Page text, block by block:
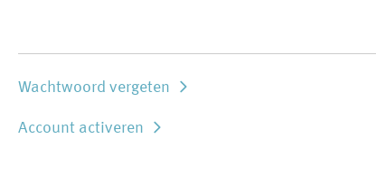
Wachtwoord vergeten
Account activeren